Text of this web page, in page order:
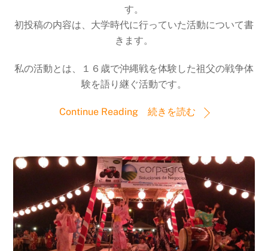
す。
初投稿の内容は、大学時代に行っていた活動について書
きます。
私の活動とは、１６歳で沖縄戦を体験した祖父の戦争体
験を語り継ぐ活動です。
Continue Reading 続きを読む